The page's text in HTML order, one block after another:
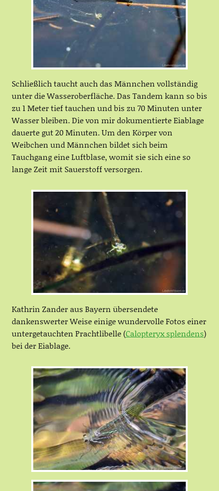
Schließlich taucht auch das Männchen vollständig
unter die Wasseroberfläche. Das Tandem kann so bis
zu 1 Meter tief tauchen und bis zu 70 Minuten unter
Wasser bleiben. Die von mir dokumentierte Eiablage
dauerte gut 20 Minuten. Um den Körper von
Weibchen und Männchen bildet sich beim
Tauchgang eine Luftblase, womit sie sich eine so
lange Zeit mit Sauerstoff versorgen.
Kathrin Zander aus Bayern übersendete
dankenswerter Weise einige wundervolle Fotos einer
untergetauchten Prachtlibelle (Calopteryx splendens)
bei der Eiablage.